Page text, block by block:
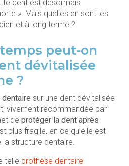
dent est désormais
». Mais quelles en sont les
et à long terme ?
peut-on
dévitalisée
?
dentaire sur une dent dévitalisée
vivement recommandée par
de protéger la dent après
plus fragile, en ce qu’elle est
la structure dentaire.
telle prothèse dentaire